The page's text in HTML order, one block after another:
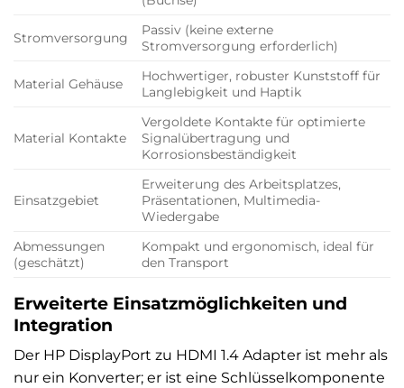
Stromversorgung
Passiv (keine externe
Stromversorgung erforderlich)
Material Gehäuse
Hochwertiger, robuster Kunststoff für
Langlebigkeit und Haptik
Material Kontakte
Vergoldete Kontakte für optimierte
Signalübertragung und
Korrosionsbeständigkeit
Einsatzgebiet
Erweiterung des Arbeitsplatzes,
Präsentationen, Multimedia-
Wiedergabe
Abmessungen
(geschätzt)
Kompakt und ergonomisch, ideal für
den Transport
Erweiterte Einsatzmöglichkeiten und
Integration
Der HP DisplayPort zu HDMI 1.4 Adapter ist mehr als
nur ein Konverter; er ist eine Schlüsselkomponente